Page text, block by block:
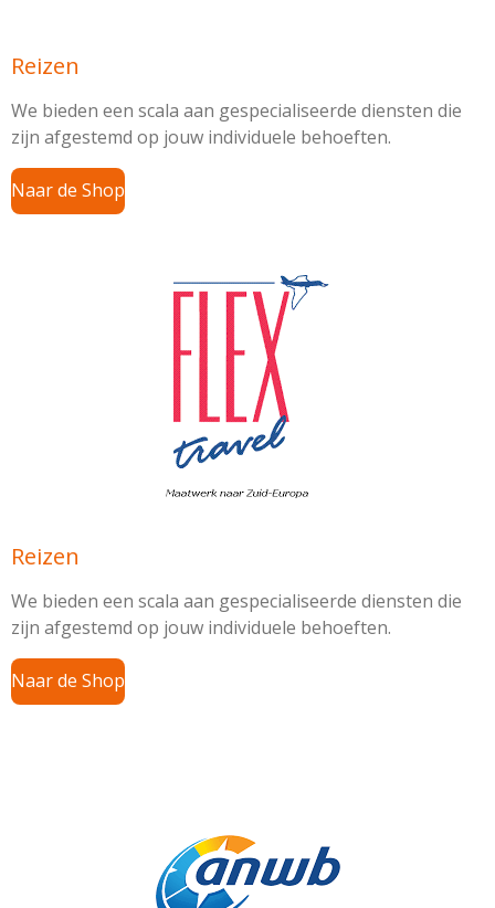
Reizen
We bieden een scala aan gespecialiseerde diensten die
zijn afgestemd op jouw individuele behoeften.
Naar de Shop
Reizen
We bieden een scala aan gespecialiseerde diensten die
zijn afgestemd op jouw individuele behoeften.
Naar de Shop